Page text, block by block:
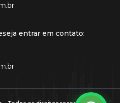
entrar em contato: